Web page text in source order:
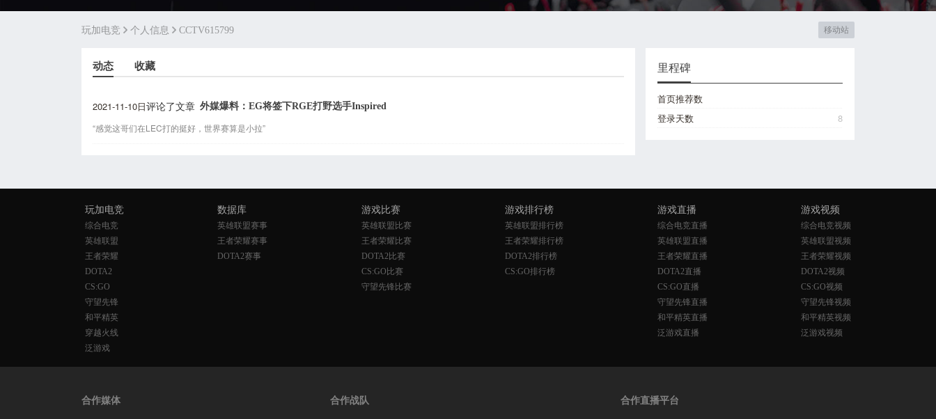
玩加电竞 个人信息 CCTV615799 移动站
动态 收藏
2021-11-10日评论了文章 外媒爆料：EG将签下RGE打野选手Inspired
“感觉这哥们在LEC打的挺好，世界赛算是小拉”
里程碑
首页推荐数
8
登录天数
玩加电竞
综合电竞
英雄联盟
王者荣耀
DOTA2
CS:GO
守望先锋
和平精英
穿越火线
泛游戏
数据库
英雄联盟赛事
王者荣耀赛事
DOTA2赛事
游戏比赛
英雄联盟比赛
王者荣耀比赛
DOTA2比赛
CS:GO比赛
守望先锋比赛
游戏排行榜
英雄联盟排行榜
王者荣耀排行榜
DOTA2排行榜
CS:GO排行榜
游戏直播
综合电竞直播
英雄联盟直播
王者荣耀直播
DOTA2直播
CS:GO直播
守望先锋直播
和平精英直播
泛游戏直播
游戏视频
综合电竞视频
英雄联盟视频
王者荣耀视频
DOTA2视频
CS:GO视频
守望先锋视频
和平精英视频
泛游戏视频
合作媒体 合作战队 合作直播平台